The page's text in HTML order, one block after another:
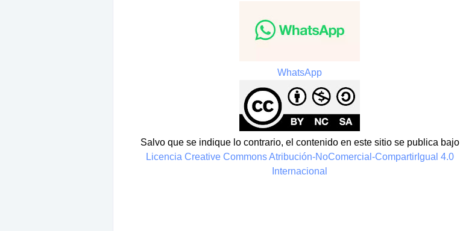
WhatsApp
Salvo que se indique lo contrario, el contenido en este sitio se publica bajo
Licencia Creative Commons Atribución-NoComercial-CompartirIgual 4.0
Internacional